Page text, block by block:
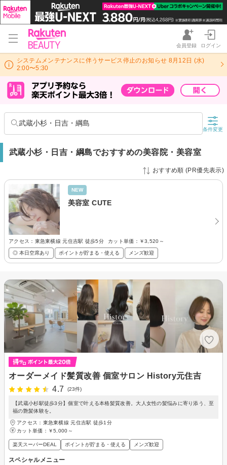
会員登録 ログイン
システムメンテナンスに伴うサービス停止のお知らせ 8月12日 (水)
2:00〜5:30
武蔵小杉・日吉・綱島
条件変更
武蔵小杉・日吉・綱島でおすすめの美容院・美容室
おすすめ順 (PR優先表示)
NEW
美容室 CUTE
アクセス：東急東横線 元住吉駅 徒歩5分 カット単価： ￥3,520～
◎ 本日空席あり ポイントが貯まる・使える メンズ歓迎
オーダーメイド髪質改善 個室サロン History元住吉
4.7
(23件)
【武蔵小杉駅徒歩3分】個室で叶える本格髪質改善。大人女性の髪悩みに寄り添う、至
福の艶髪体験を。
アクセス：東急東横線 元住吉駅 徒歩1分
カット単価： ￥5,000～
楽天スーパーDEAL ポイントが貯まる・使える メンズ歓迎
スペシャルメニュー